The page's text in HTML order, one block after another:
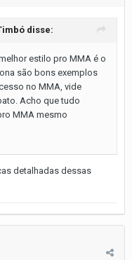
disse:
estilo pro MMA é o
são bons exemplos
no MMA, vide
Acho que tudo
MMA mesmo
detalhadas dessas